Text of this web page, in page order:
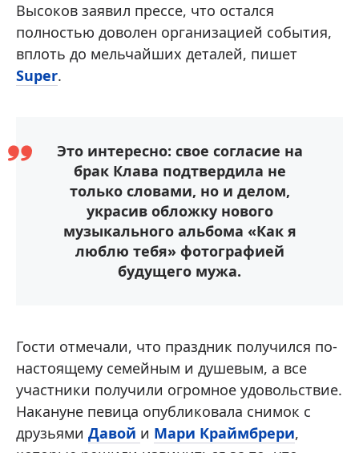
Высоков заявил прессе, что остался
полностью доволен организацией события,
вплоть до мельчайших деталей, пишет
Super.
Это интересно: свое согласие на
брак Клава подтвердила не
только словами, но и делом,
украсив обложку нового
музыкального альбома «Как я
люблю тебя» фотографией
будущего мужа.
Гости отмечали, что праздник получился по-
настоящему семейным и душевым, а все
участники получили огромное удовольствие.
Накануне певица опубликовала снимок с
друзьями Давой и Мари Краймбрери,